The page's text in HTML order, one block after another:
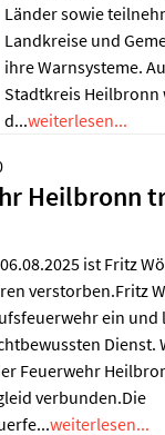
Länder sowie
Landkreise und
ihre Warnsysteme.
Stadtkreis Heilbronn
d...weiterlesen...
Heilbronn
ist Fritz
verstorben.Fritz
ein und
Dienst.
Feuerwehr
verbunden.Die
weiterlesen...